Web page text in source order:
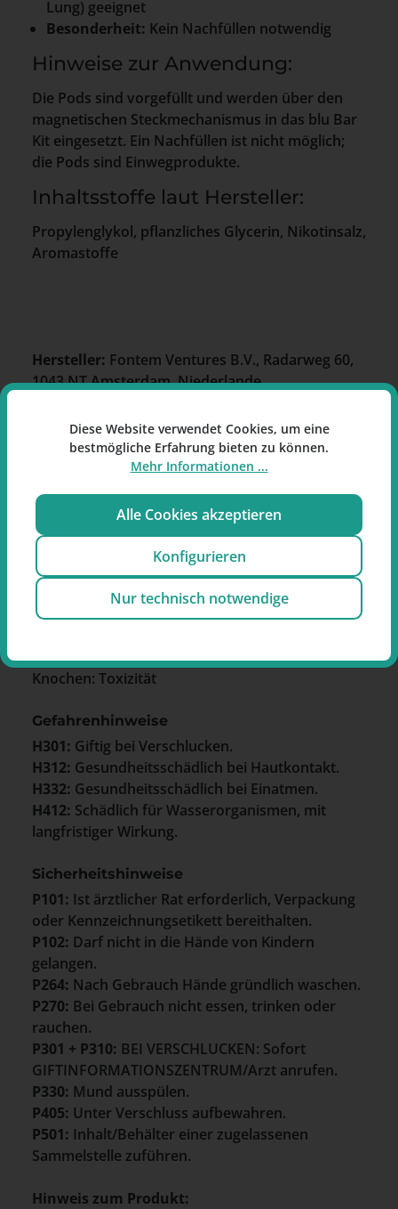
Lung) geeignet
Besonderheit: Kein Nachfüllen notwendig
Hinweise zur Anwendung:
Die Pods sind vorgefüllt und werden über den
magnetischen Steckmechanismus in das blu Bar
Kit eingesetzt. Ein Nachfüllen ist nicht möglich;
die Pods sind Einwegprodukte.
Inhaltsstoffe laut Hersteller:
Propylenglykol, pflanzliches Glycerin, Nikotinsalz,
Aromastoffe
Hersteller: Fontem Ventures B.V., Radarweg 60,
1043 NT Amsterdam, Niederlande
22782 Hamburg
support-de@blu.com
Einordnung nach CLP- und
REACH-Verordnung
Knochen: Toxizität
Gefahrenhinweise
H301: Giftig bei Verschlucken.
H312: Gesundheitsschädlich bei Hautkontakt.
H332: Gesundheitsschädlich bei Einatmen.
H412: Schädlich für Wasserorganismen, mit
langfristiger Wirkung.
Sicherheitshinweise
P101: Ist ärztlicher Rat erforderlich, Verpackung
oder Kennzeichnungsetikett bereithalten.
P102: Darf nicht in die Hände von Kindern
gelangen.
P264: Nach Gebrauch Hände gründlich waschen.
P270: Bei Gebrauch nicht essen, trinken oder
rauchen.
P301 + P310: BEI VERSCHLUCKEN: Sofort
GIFTINFORMATIONSZENTRUM/Arzt anrufen.
P330: Mund ausspülen.
P405: Unter Verschluss aufbewahren.
P501: Inhalt/Behälter einer zugelassenen
Sammelstelle zuführen.
Hinweis zum Produkt:
Diese Website verwendet Cookies, um eine
bestmögliche Erfahrung bieten zu können.
Mehr Informationen ...
Alle Cookies akzeptieren
Konfigurieren
Nur technisch notwendige